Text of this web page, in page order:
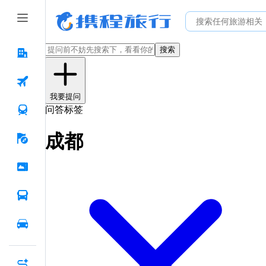
搜索
我要提问
问答标签
成都